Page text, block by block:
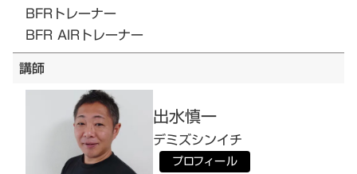
BFRトレーナー
BFR AIRトレーナー
講師
出水慎一
デミズシンイチ
プロフィール